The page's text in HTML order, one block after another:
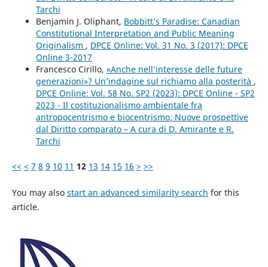
Tarchi
Benjamin J. Oliphant, Bobbitt’s Paradise: Canadian
Constitutional Interpretation and Public Meaning
Originalism , DPCE Online: Vol. 31 No. 3 (2017): DPCE
Online 3-2017
Francesco Cirillo, «Anche nell’interesse delle future
generazioni»? Un’indagine sul richiamo alla posterità ,
DPCE Online: Vol. 58 No. SP2 (2023): DPCE Online - SP2
2023 - Il costituzionalismo ambientale fra
antropocentrismo e biocentrismo. Nuove prospettive
dal Diritto comparato – A cura di D. Amirante e R.
Tarchi
<< < 7 8 9 10 11 12 13 14 15 16 > >>
You may also start an advanced similarity search for this
article.